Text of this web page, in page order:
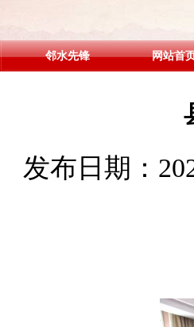
邻水先锋 网站首
发布日期：